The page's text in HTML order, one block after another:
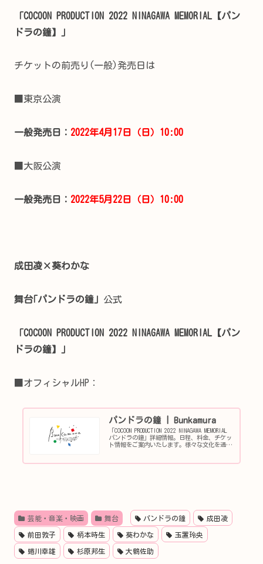
「COCOON PRODUCTION 2022 NINAGAWA MEMORIAL【パン
ドラの鐘】」
チケットの前売り(一般)発売日は
■東京公演
一般発売日： 2022年4月17日（日）10:00
■大阪公演
一般発売日： 2022年5月22日（日）10:00
成田凌×葵わかな
舞台｢パンドラの鐘｣ 公式
「COCOON PRODUCTION 2022 NINAGAWA MEMORIAL【パン
ドラの鐘】」
■オフィシャルHP：
パンドラの鐘 | Bunkamura
「COCOON PRODUCTION 2022 NINAGAWA MEMORIAL
パンドラの鐘」詳細情報。日程、料金、チケッ
ト情報をご案内いたします。様々な文化を通し
芸能・音楽・映画 舞台 パンドラの鐘 成田凌
前田敦子 柄本時生 葵わかな 玉置玲央
蜷川幸雄 杉原邦生 大鶴佐助